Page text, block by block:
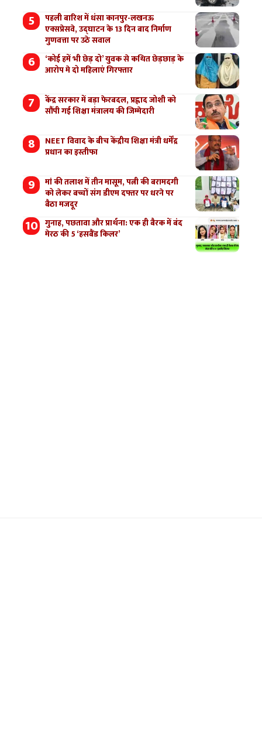
पहली बारिश में धंसा कानपुर-लखनऊ
एक्सप्रेसवे, उद्घाटन के 13 दिन बाद निर्माण
गुणवत्ता पर उठे सवाल
‘कोई हमें भी छेड़ दो’ युवक से कथित छेड़छाड़ के
आरोप मे दो महिलाएं गिरफ्तार
केंद्र सरकार में बड़ा फेरबदल, प्रह्लाद जोशी को
सौंपी गई शिक्षा मंत्रालय की जिम्मेदारी
NEET विवाद के बीच केंद्रीय शिक्षा मंत्री धर्मेंद्र
प्रधान का इस्तीफा
मां की तलाश में तीन मासूम, पत्नी की बरामदगी
को लेकर बच्चों संग डीएम दफ्तर पर धरने पर
बैठा मजदूर
गुनाह, पछतावा और प्रार्थना: एक ही बैरक में बंद
मेरठ की 5 ‘हसबैंड किलर’